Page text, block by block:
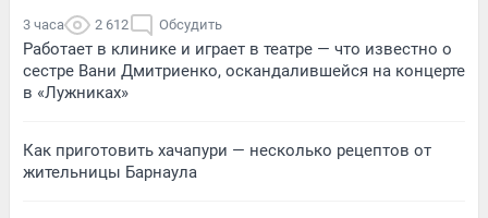
3 часа 2 612 Обсудить
Работает в клинике и играет в театре — что известно о
сестре Вани Дмитриенко, оскандалившейся на концерте
в «Лужниках»
Как приготовить хачапури — несколько рецептов от
жительницы Барнаула